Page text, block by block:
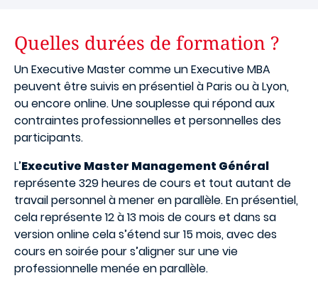
Quelles durées de formation ?
Un Executive Master comme un Executive MBA
peuvent être suivis en présentiel à Paris ou à Lyon,
ou encore online. Une souplesse qui répond aux
contraintes professionnelles et personnelles des
participants.
L’Executive Master Management Général
représente 329 heures de cours et tout autant de
travail personnel à mener en parallèle. En présentiel,
cela représente 12 à 13 mois de cours et dans sa
version online cela s’étend sur 15 mois, avec des
cours en soirée pour s’aligner sur une vie
professionnelle menée en parallèle.